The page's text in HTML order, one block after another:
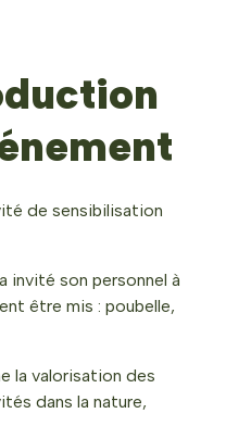
de sensibilisation
invité son personnel à
être mis : poubelle,
la valorisation des
dans la nature,